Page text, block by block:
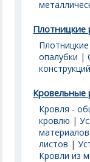
Плотницкие
опалубки |
конструкций
Кровельные
Кровля -
кровлю |
материалов
листов |
Кровли из